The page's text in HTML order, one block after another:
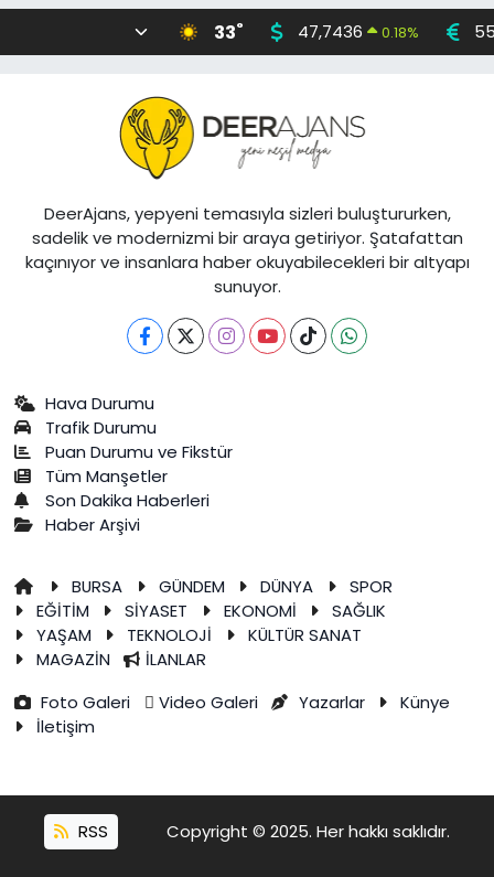
33° 47,7436 0.18%
DeerAjans, yepyeni temasıyla sizleri buluştururken,
sadelik ve modernizmi bir araya getiriyor. Şatafattan
kaçınıyor ve insanlara haber okuyabilecekleri bir altyapı
sunuyor.
Hava Durumu
Trafik Durumu
Puan Durumu ve Fikstür
Tüm Manşetler
Son Dakika Haberleri
Haber Arşivi
BURSA GÜNDEM DÜNYA
SPOR
EĞİTİM
SİYASET EKONOMİ
SAĞLIK
YAŞAM
TEKNOLOJİ
KÜLTÜR SANAT
MAGAZİN
İLANLAR
Foto Galeri
Video Galeri Yazarlar
Künye
İletişim
RSS Copyright © 2025. Her hakkı saklıdır.